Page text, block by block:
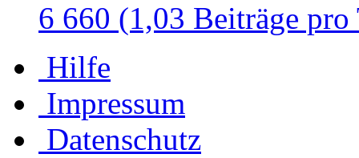
6 660 (1,03 Beiträge pro
Hilfe
Impressum
Datenschutz